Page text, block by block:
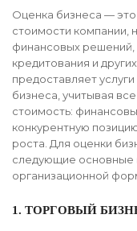
Оценка бизнеса —
стоимости компании,
финансовых решений,
кредитования и
предоставляет
бизнеса, учитывая
стоимость:
конкурентную
роста. Для оценки
следующие основные
организационной
1. ТОРГОВЫЙ